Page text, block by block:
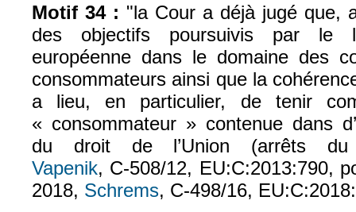
Motif 34 : "la Cour a déjà jugé que,
des objectifs poursuivis par le
européenne dans le domaine des
consommateurs ainsi que la
a lieu, en particulier, de tenir
« consommateur » contenue dans
du droit de l’Union (arrêts
Vapenik, C‑508/12, EU:C:2013:790,
2018, Schrems, C‑498/16,